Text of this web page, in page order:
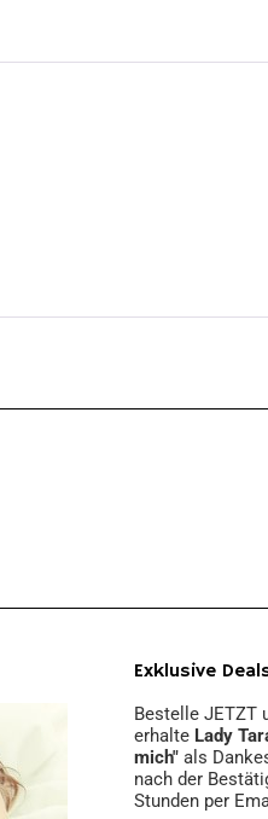
Exklusive
Bestelle JETZT
erhalte Lady
mich" als
nach der
Stunden per